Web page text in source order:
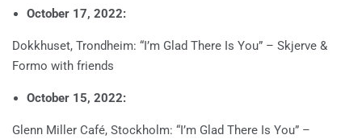
October 17, 2022:
Dokkhuset, Trondheim: “I’m Glad There Is You” – Skjerve &
Formo with friends
October 15, 2022:
Glenn Miller Café, Stockholm: “I’m Glad There Is You” –